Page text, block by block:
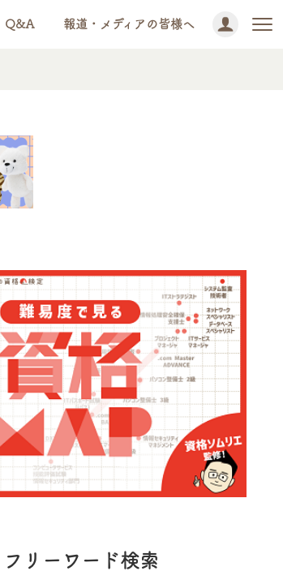
Q&A 報道・メディアの皆様へ
NEWS! 「この検定、難しい？」「どんな試
フリーワード検索